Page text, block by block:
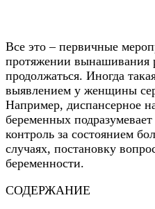
Все это – первичные
протяжении вынашивания
продолжаться. Иногда
выявлением у женщины
Например, диспансерное
беременных
контроль за состоянием
случаях, постановку
беременности.
СОДЕРЖАНИЕ